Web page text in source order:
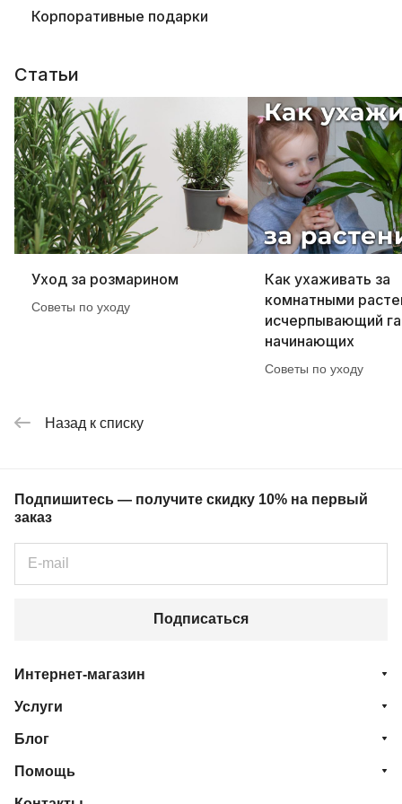
Корпоративные подарки
Статьи
Уход за розмарином
Советы по уходу
Как ухаживать за
комнатными
исчерпывающий
начинающих
Советы по уходу
Назад к списку
Подпишитесь — получите скидку 10% на первый
заказ
Подписаться
Интернет-магазин
Услуги
Блог
Помощь